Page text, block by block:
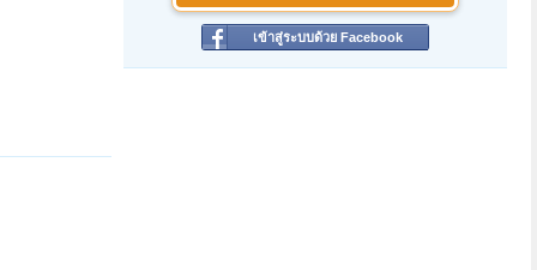
เข้าสู่ระบบด้วย Facebook